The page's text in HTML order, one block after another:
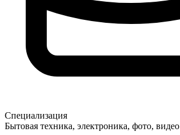
Специализация
Бытовая техника, электроника, фото, видео